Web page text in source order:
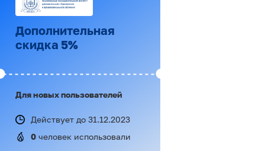
Дополнительная
скидка 5%
Для новых пользователей
Действует до 31.12.2023
0 человек использовали